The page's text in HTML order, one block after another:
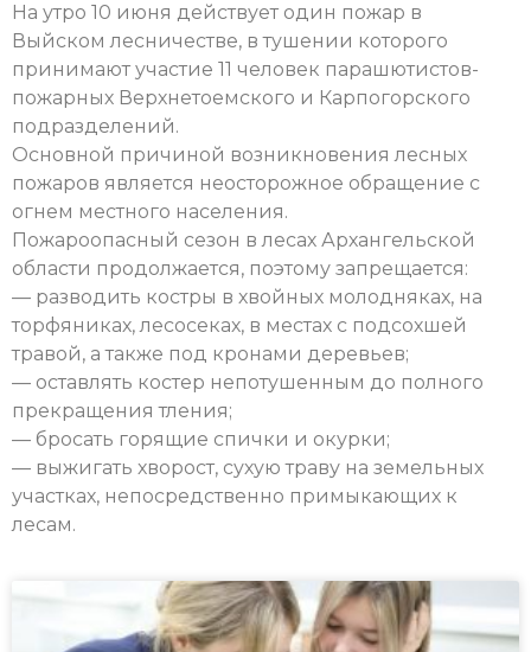
На утро 10 июня действует один пожар в
Выйском лесничестве, в тушении которого
принимают участие 11 человек парашютистов-
пожарных Верхнетоемского и Карпогорского
подразделений.
Основной причиной возникновения лесных
пожаров является неосторожное обращение с
огнем местного населения.
Пожароопасный сезон в лесах Архангельской
области продолжается, поэтому запрещается:
— разводить костры в хвойных молодняках, на
торфяниках, лесосеках, в местах с подсохшей
травой, а также под кронами деревьев;
— оставлять костер непотушенным до полного
прекращения тления;
— бросать горящие спички и окурки;
— выжигать хворост, сухую траву на земельных
участках, непосредственно примыкающих к
лесам.